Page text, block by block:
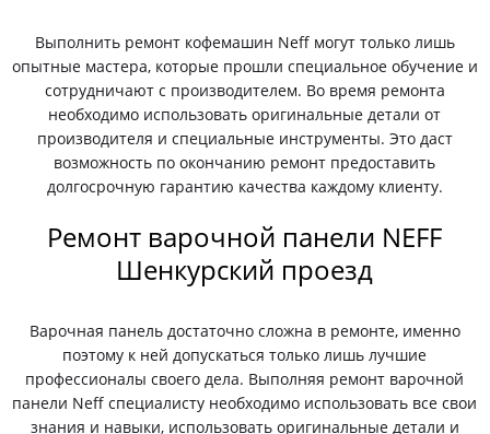
Выполнить ремонт кофемашин Neff могут только лишь
опытные мастера, которые прошли специальное обучение и
сотрудничают с производителем. Во время ремонта
необходимо использовать оригинальные детали от
производителя и специальные инструменты. Это даст
возможность по окончанию ремонт предоставить
долгосрочную гарантию качества каждому клиенту.
Ремонт варочной панели NEFF
Шенкурский проезд
Варочная панель достаточно сложна в ремонте, именно
поэтому к ней допускаться только лишь лучшие
профессионалы своего дела. Выполняя ремонт варочной
панели Neff специалисту необходимо использовать все свои
знания и навыки, использовать оригинальные детали и